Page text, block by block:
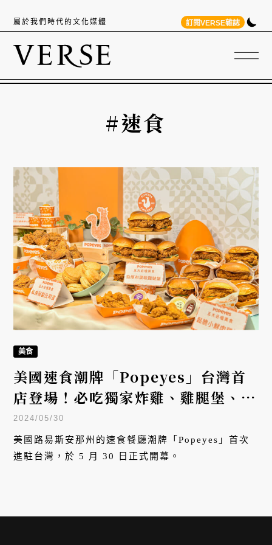
屬於我們時代的文化媒體 訂閱VERSE雜誌
#速食
美食
美國速食潮牌「Popeyes」台灣首
店登場！必吃獨家炸雞、雞腿堡、比
司吉，還原正宗路易斯安那風味
2024/05/30
美國路易斯安那州的速食餐廳潮牌「Popeyes」首次
進駐台灣，於 5 月 30 日正式開幕。